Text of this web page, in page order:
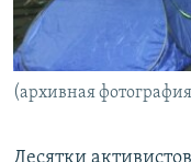
Հայերեն
English
(архивная